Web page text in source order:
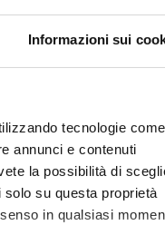
Informazioni sui
tecnologie
annunci e contenuti
la possibilità di
su questa proprietà
in qualsiasi
assistenza